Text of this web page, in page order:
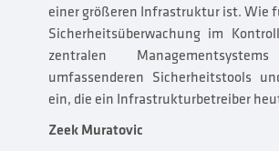
einer größeren Infrastruktur ist. Wie
Sicherheitsüberwachung im
zentralen
umfassenderen Sicherheitstools
ein, die ein Infrastrukturbetreiber
Zeek Muratovic